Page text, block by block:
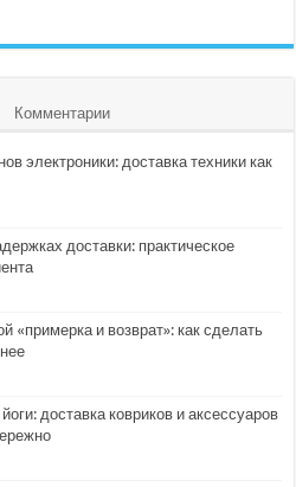
Комментарии
электроники: доставка техники как
доставки: практическое
«примерка и возврат»: как сделать
доставка ковриков и аксессуаров